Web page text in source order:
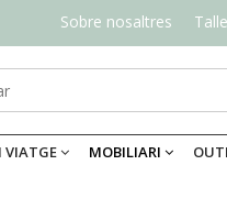
Sobre nosaltres
VIATGE MOBILIARI